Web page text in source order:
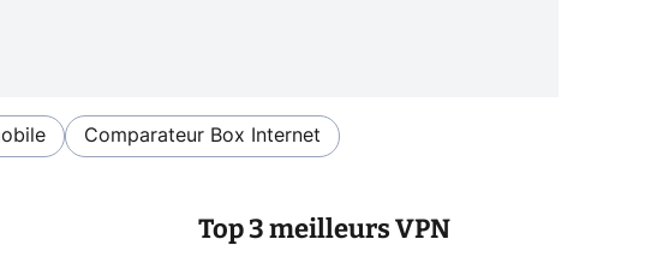
Comparateur Box Internet
Top 3 meilleurs VPN